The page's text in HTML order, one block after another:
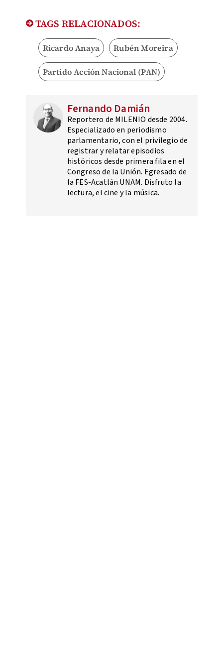
TAGS RELACIONADOS:
Ricardo Anaya Rubén Moreira
Partido Acción Nacional (PAN)
Fernando Damián
Reportero de MILENIO desde 2004.
Especializado en periodismo
parlamentario, con el privilegio de
registrar y relatar episodios
históricos desde primera fila en el
Congreso de la Unión. Egresado de
la FES-Acatlán UNAM. Disfruto la
lectura, el cine y la música.